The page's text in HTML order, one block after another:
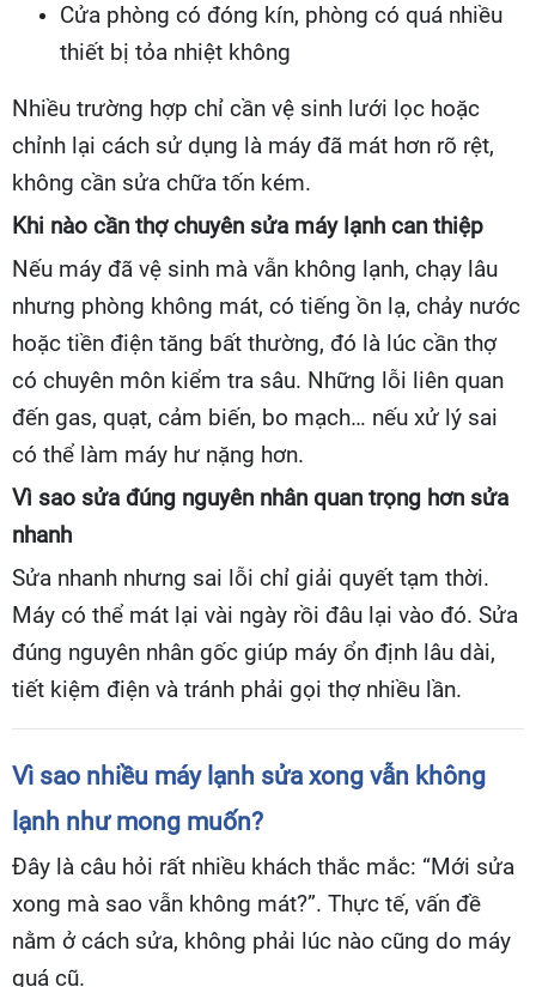
Cửa phòng có đóng kín, phòng có quá nhiều
thiết bị tỏa nhiệt không
Nhiều trường hợp chỉ cần vệ sinh lưới lọc hoặc
chỉnh lại cách sử dụng là máy đã mát hơn rõ rệt,
không cần sửa chữa tốn kém.
Khi nào cần thợ chuyên sửa máy lạnh can thiệp
Nếu máy đã vệ sinh mà vẫn không lạnh, chạy lâu
nhưng phòng không mát, có tiếng ồn lạ, chảy nước
hoặc tiền điện tăng bất thường, đó là lúc cần thợ
có chuyên môn kiểm tra sâu. Những lỗi liên quan
đến gas, quạt, cảm biến, bo mạch… nếu xử lý sai
có thể làm máy hư nặng hơn.
Vì sao sửa đúng nguyên nhân quan trọng hơn sửa
nhanh
Sửa nhanh nhưng sai lỗi chỉ giải quyết tạm thời.
Máy có thể mát lại vài ngày rồi đâu lại vào đó. Sửa
đúng nguyên nhân gốc giúp máy ổn định lâu dài,
tiết kiệm điện và tránh phải gọi thợ nhiều lần.
Vì sao nhiều máy lạnh sửa xong vẫn không
lạnh như mong muốn?
Đây là câu hỏi rất nhiều khách thắc mắc: “Mới sửa
xong mà sao vẫn không mát?”. Thực tế, vấn đề
nằm ở cách sửa, không phải lúc nào cũng do máy
quá cũ.